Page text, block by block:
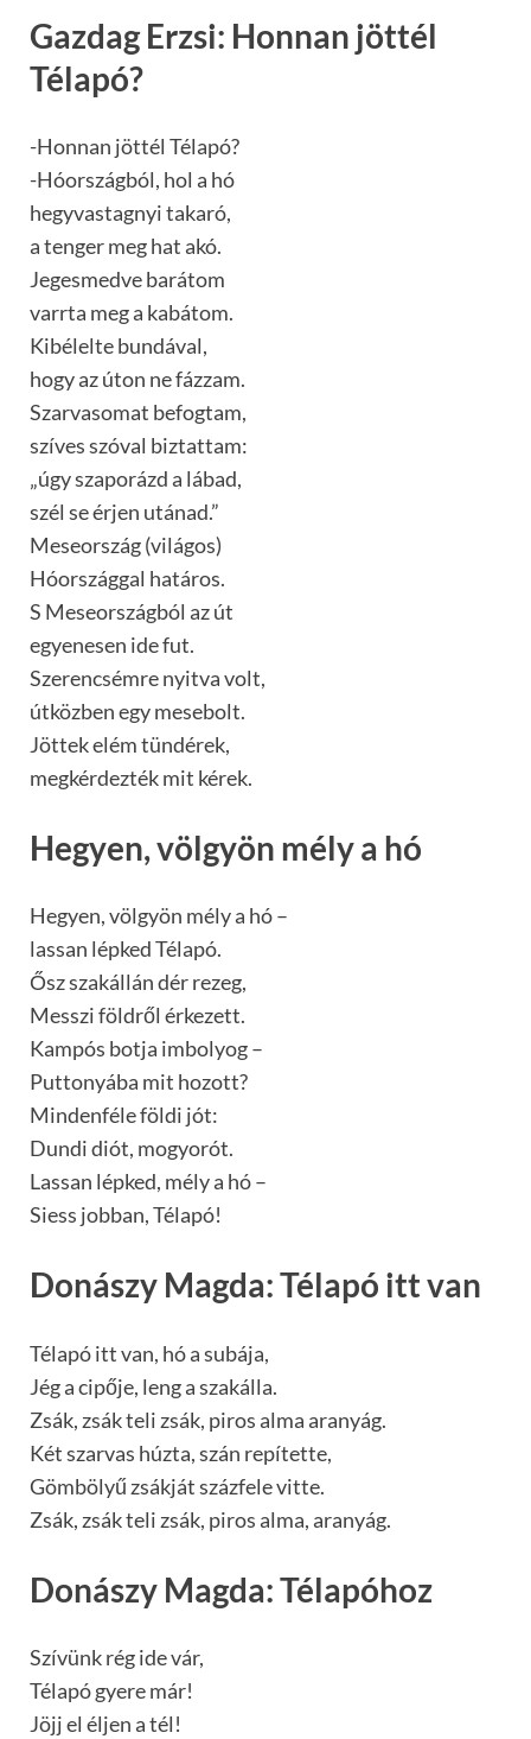
Gazdag Erzsi: Honnan jöttél
Télapó?
-Honnan jöttél Télapó?
-Hóországból, hol a hó
hegyvastagnyi takaró,
a tenger meg hat akó.
Jegesmedve barátom
varrta meg a kabátom.
Kibélelte bundával,
hogy az úton ne fázzam.
Szarvasomat befogtam,
szíves szóval biztattam:
„úgy szaporázd a lábad,
szél se érjen utánad.”
Meseország (világos)
Hóországgal határos.
S Meseországból az út
egyenesen ide fut.
Szerencsémre nyitva volt,
útközben egy mesebolt.
Jöttek elém tündérek,
megkérdezték mit kérek.
Hegyen, völgyön mély a hó
Hegyen, völgyön mély a hó –
lassan lépked Télapó.
Ősz szakállán dér rezeg,
Messzi földről érkezett.
Kampós botja imbolyog –
Puttonyába mit hozott?
Mindenféle földi jót:
Dundi diót, mogyorót.
Lassan lépked, mély a hó –
Siess jobban, Télapó!
Donászy Magda: Télapó itt van
Télapó itt van, hó a subája,
Jég a cipője, leng a szakálla.
Zsák, zsák teli zsák, piros alma aranyág.
Két szarvas húzta, szán repítette,
Gömbölyű zsákját százfele vitte.
Zsák, zsák teli zsák, piros alma, aranyág.
Donászy Magda: Télapóhoz
Szívünk rég ide vár,
Télapó gyere már!
Jöjj el éljen a tél!